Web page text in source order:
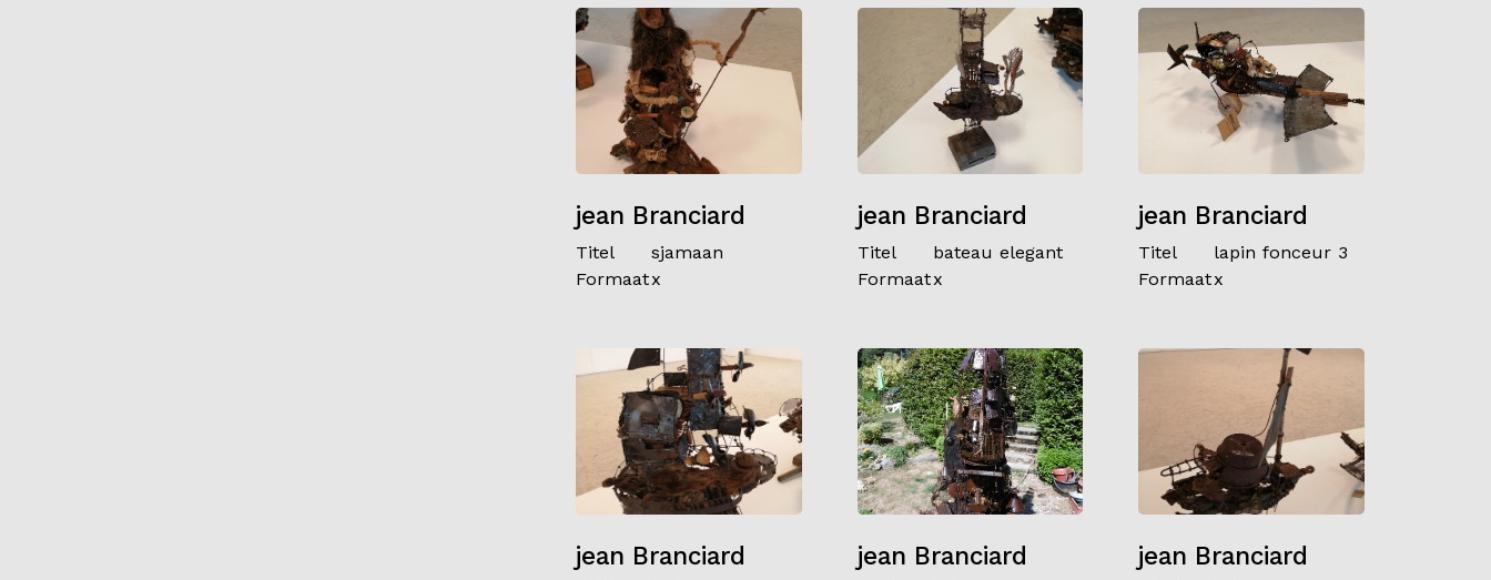
jean Branciard
Titel
sjamaan
Formaatx
jean Branciard
Titel
bateau elegant
Formaatx
jean Branciard
Titel
lapin fonceur 3
Formaatx
jean Branciard jean Branciard jean Branciard